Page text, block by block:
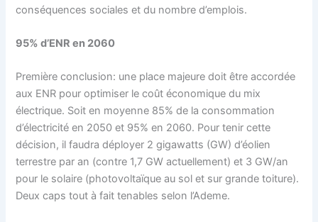
conséquences sociales et du nombre d’emplois.
95% d’ENR en 2060
Première conclusion: une place majeure doit être accordée
aux ENR pour optimiser le coût économique du mix
électrique. Soit en moyenne 85% de la consommation
d’électricité en 2050 et 95% en 2060. Pour tenir cette
décision, il faudra déployer 2 gigawatts (GW) d’éolien
terrestre par an (contre 1,7 GW actuellement) et 3 GW/an
pour le solaire (photovoltaïque au sol et sur grande toiture).
Deux caps tout à fait tenables selon l’Ademe.